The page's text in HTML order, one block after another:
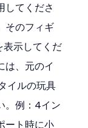
してくださ
そのフィギ
表示してくだ
は、元のイ
イルの玩具
。例：4イン
ート時に小